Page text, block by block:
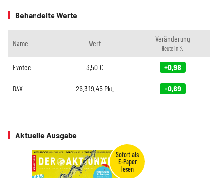
Behandelte Werte
Name Wert Veränderung
Heute in %
Evotec 3,50 € +0,98
DAX 26.319,45Pkt. +0,69
Aktuelle Ausgabe